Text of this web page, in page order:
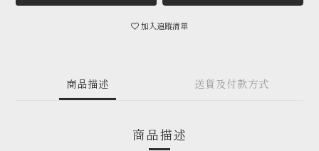
加入追蹤清單
商品描述 送貨及付款方式
商品描述